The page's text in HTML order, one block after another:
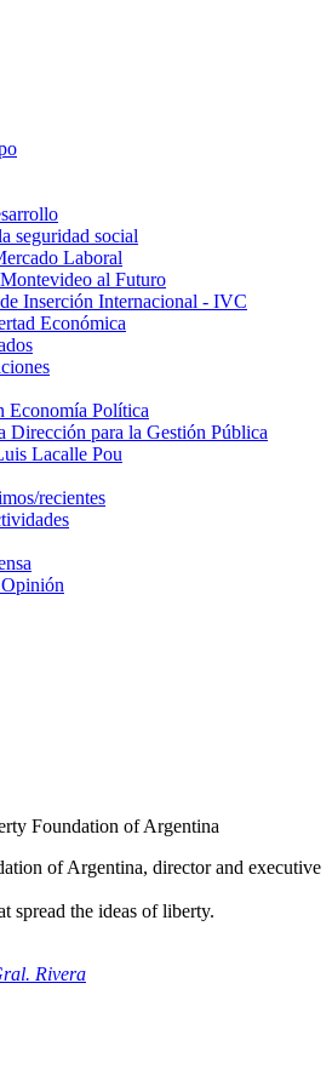
seguridad social
Laboral
al Futuro
Inserción Internacional - IVC
Económica
Economía Política
Dirección para la Gestión Pública
Lacalle Pou
recientes
Foundation of Argentina
of Argentina, director and executive
spread the ideas of liberty.
Rivera